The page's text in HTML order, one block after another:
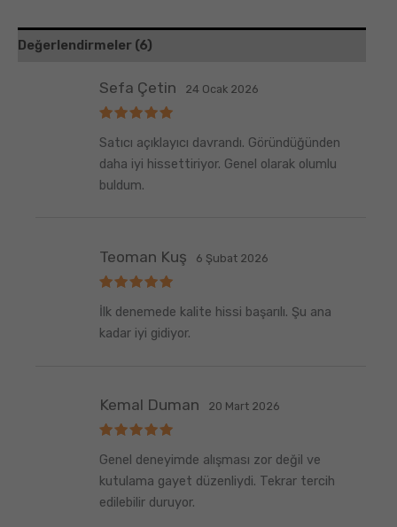
Değerlendirmeler (6)
üzerinden
5
oy aldı
Sefa Çetin 24 Ocak 2026
Satıcı açıklayıcı davrandı. Göründüğünden
daha iyi hissettiriyor. Genel olarak olumlu
buldum.
üzerinden
5
oy aldı
Teoman Kuş 6 Şubat 2026
İlk denemede kalite hissi başarılı. Şu ana
kadar iyi gidiyor.
üzerinden
5
oy aldı
Kemal Duman 20 Mart 2026
Genel deneyimde alışması zor değil ve
kutulama gayet düzenliydi. Tekrar tercih
edilebilir duruyor.